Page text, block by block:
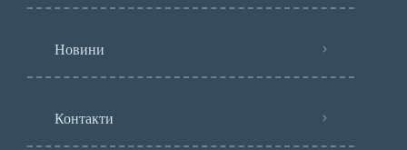
Новини
Контакти